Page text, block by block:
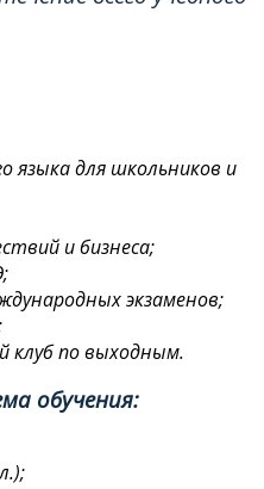
языка для школьников и
и бизнеса;
экзаменов;
клуб по выходным.
обучения: